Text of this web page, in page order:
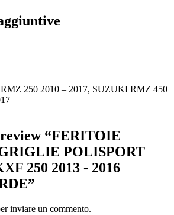
250 2010 – 2017, SUZUKI RMZ 450
“FERITOIE
POLISPORT
250 2013 - 2016
inviare un commento.